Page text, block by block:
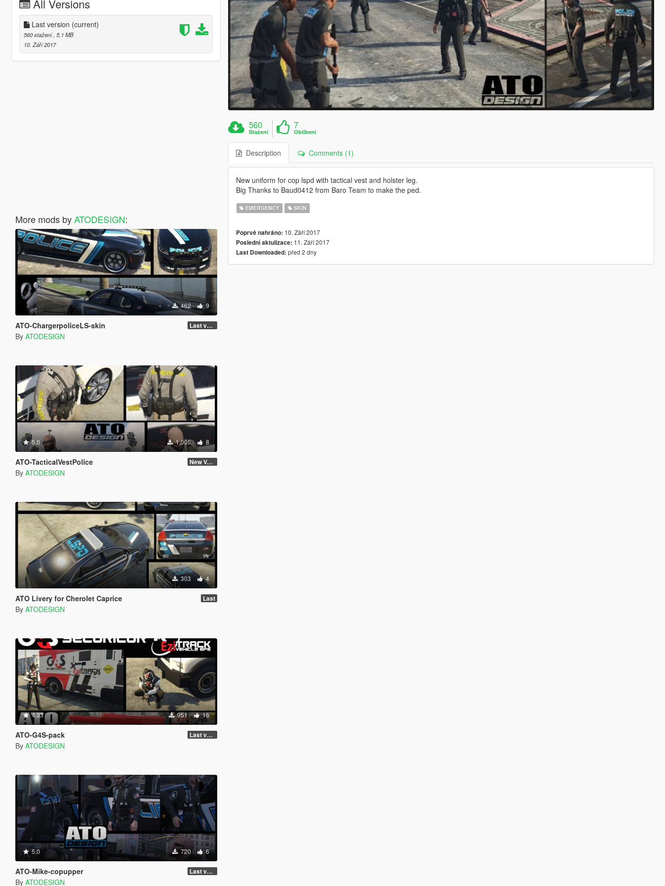
All Versions
Last version (current)
560 stažení , 5,1 MB
10. Září 2017
More mods byATODESIGN:
462 9
ATO-ChargerpoliceLS-skin Last version
By ATODESIGN
5.0 1.005 8
ATO-TacticalVestPolice New Version
By ATODESIGN
303 4
ATO Livery for Cherolet Caprice Last
By ATODESIGN
4.33 951 16
ATO-G4S-pack Last version
By ATODESIGN
5.0 720 6
ATO-Mike-copupper Last version
By ATODESIGN
560
Stažení
7
Oblíbení
Description Comments (1)
New uniform for cop lspd with tactical vest and holster leg.
Big Thanks to Baud0412 from Baro Team to make the ped.
EMERGENCY SKIN
Poprvé nahráno: 10. Září 2017
Poslední aktulizace: 11. Září 2017
Last Downloaded: před 2 dny